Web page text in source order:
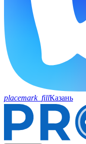
placemark_fillКазань